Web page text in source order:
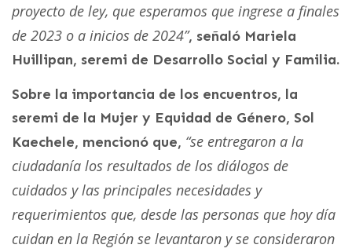
proyecto de ley, que esperamos que ingrese a finales
de 2023 o a inicios de 2024”, señaló Mariela
Huillipan, seremi de Desarrollo Social y Familia.
Sobre la importancia de los encuentros, la
seremi de la Mujer y Equidad de Género, Sol
Kaechele, mencionó que, “se entregaron a la
ciudadanía los resultados de los diálogos de
cuidados y las principales necesidades y
requerimientos que, desde las personas que hoy día
cuidan en la Región se levantaron y se consideraron